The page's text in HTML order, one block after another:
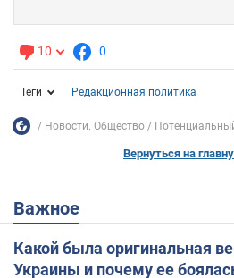
10 0
Теги Редакционная политика
Новости. Общество
Вернуться на
Важное
Какой была оригинальная
Украины и почему ее